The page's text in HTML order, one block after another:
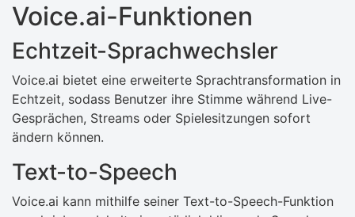
Voice.ai-Funktionen
Echtzeit-Sprachwechsler
Voice.ai bietet eine erweiterte Sprachtransformation in
Echtzeit, sodass Benutzer ihre Stimme während Live-
Gesprächen, Streams oder Spielesitzungen sofort
ändern können.
Text-to-Speech
Voice.ai kann mithilfe seiner Text-to-Speech-Funktion